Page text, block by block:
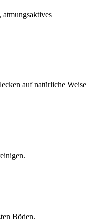
atmungsaktives
auf natürliche Weise
Böden.